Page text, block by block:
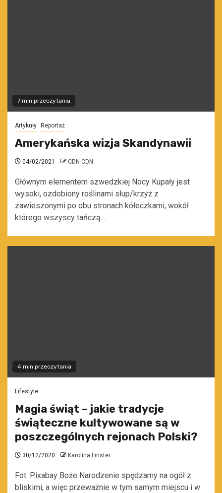
7 min przeczytania
Artykuły Reportaż
Amerykańska wizja Skandynawii
04/02/2021 CDN CDN
Głównym elementem szwedzkiej Nocy Kupały jest
wysoki, ozdobiony roślinami słup/krzyż z
zawieszonymi po obu stronach kółeczkami, wokół
którego wszyscy tańczą....
4 min przeczytania
Lifestyle
Magia świąt – jakie tradycje
świąteczne kultywowane są w
poszczególnych rejonach Polski?
30/12/2020 Karolina Finster
Fot. Pixabay Boże Narodzenie spędzamy na ogół z
bliskimi, a więc przeważnie w tym samym miejscu i w